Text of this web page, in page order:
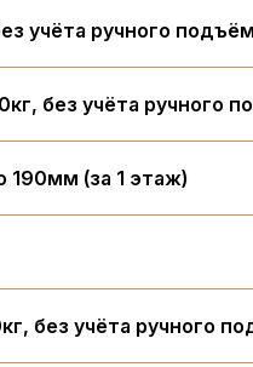
учёта ручного
без учёта ручного
190мм (за 1 этаж)
без учёта ручного